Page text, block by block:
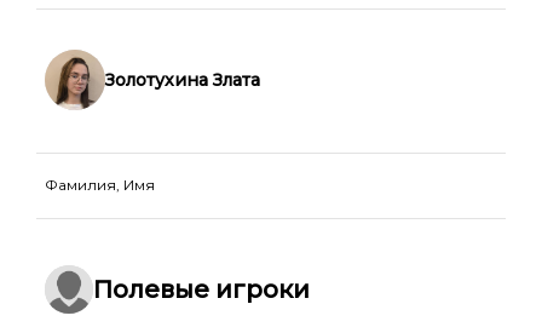
Золотухина Злата
Фамилия, Имя
Полевые игроки